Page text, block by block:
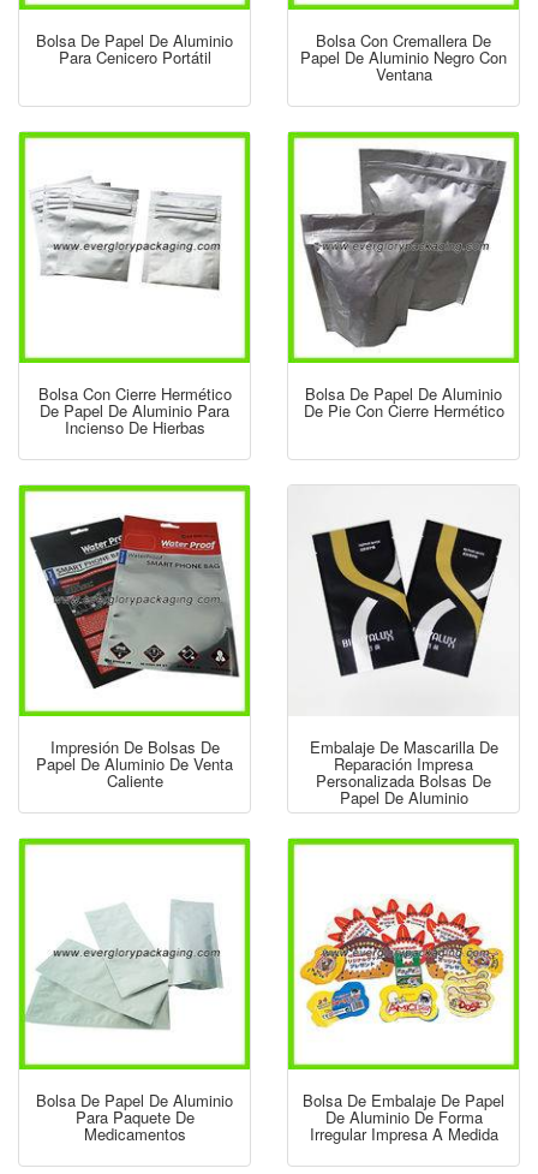
Bolsa De Papel De Aluminio
Para Cenicero Portátil
Bolsa Con Cremallera De
Papel De Aluminio Negro Con
Ventana
Bolsa Con Cierre Hermético
De Papel De Aluminio Para
Incienso De Hierbas
Bolsa De Papel De Aluminio
De Pie Con Cierre Hermético
Impresión De Bolsas De
Papel De Aluminio De Venta
Caliente
Embalaje De Mascarilla De
Reparación Impresa
Personalizada Bolsas De
Papel De Aluminio
Bolsa De Papel De Aluminio
Para Paquete De
Medicamentos
Bolsa De Embalaje De Papel
De Aluminio De Forma
Irregular Impresa A Medida